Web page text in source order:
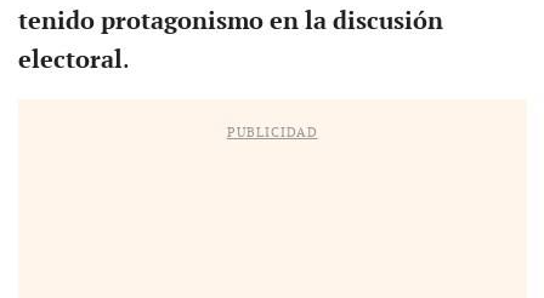
tenido protagonismo en la discusión
electoral.
PUBLICIDAD